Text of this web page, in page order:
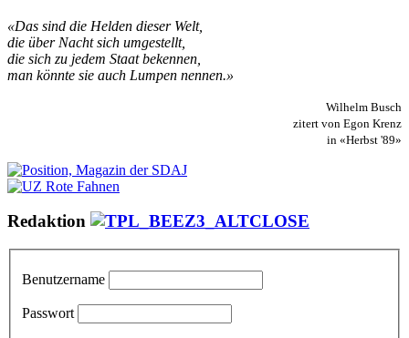
«Das sind die Helden dieser Welt,
die über Nacht sich umgestellt,
die sich zu jedem Staat bekennen,
man könnte sie auch Lumpen nennen.»
Wilhelm Busch
zitert von Egon Krenz
in «Herbst '89»
Redaktion
Benutzername
Passwort